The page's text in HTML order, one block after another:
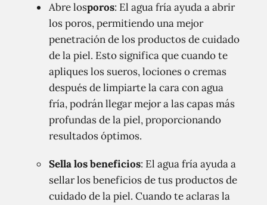
Abre losporos: El agua fría ayuda a abrir
los poros, permitiendo una mejor
penetración de los productos de cuidado
de la piel. Esto significa que cuando te
apliques los sueros, lociones o cremas
después de limpiarte la cara con agua
fría, podrán llegar mejor a las capas más
profundas de la piel, proporcionando
resultados óptimos.
Sella los beneficios: El agua fría ayuda a
sellar los beneficios de tus productos de
cuidado de la piel. Cuando te aclaras la